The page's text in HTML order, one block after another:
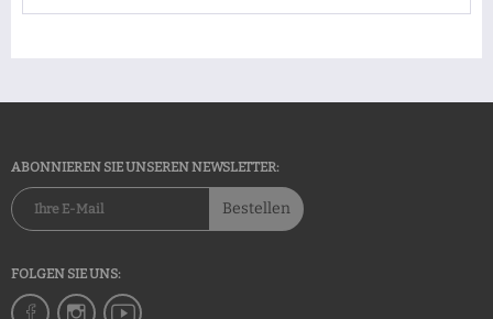
ABONNIEREN SIE UNSEREN NEWSLETTER:
Bestellen
FOLGEN SIE UNS: